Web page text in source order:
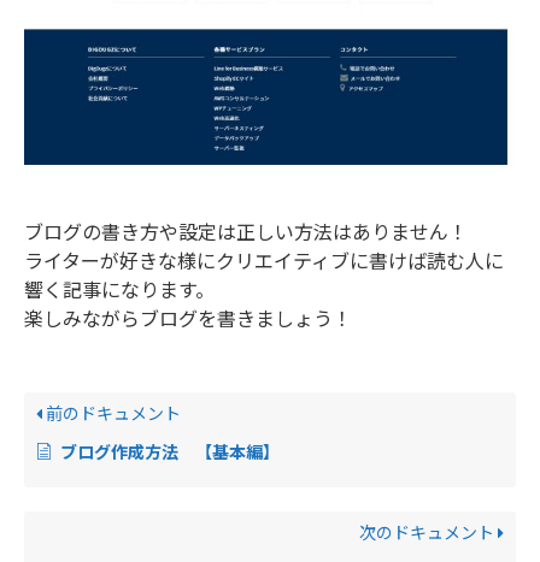
ブログの書き方や設定は正しい方法はありません！
ライターが好きな様にクリエイティブに書けば読む人に
響く記事になります。
楽しみながらブログを書きましょう！
前のドキュメント
ブログ作成方法 【基本編】
次のドキュメント